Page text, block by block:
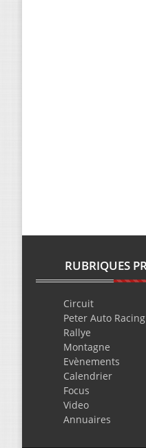
RUBRIQUES
Circuit
Peter Auto Racing
Rallye
Montagne
Evènements
Calendrier
Focus
Video
Annuaires